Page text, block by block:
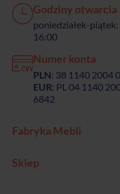
Godziny otwarcia
poniedziałek-
16:00
Numer konta
PLN: 38 1140 2004
EUR: PL 04 1140
6842
Fabryka Mebli
Sklep